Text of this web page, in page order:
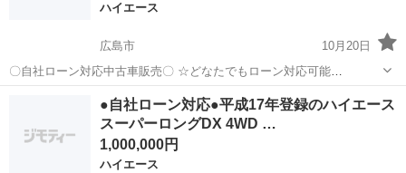
ハイエース
広島市
10月20日
〇自社ローン対応中古車販売〇 ☆どなたでもローン対応可能
☆ １、勤続年数の短い方や自営業の方 ２、パートを
される主婦の方や派遣社員の方 ３、自己破産等をされた方やローンが
組めない方 ４、他社様で...
ハイエース 車両
●自社ローン対応●平成17年登録のハイエース
スーパーロングDX 4WD …
1,000,000円
ハイエース